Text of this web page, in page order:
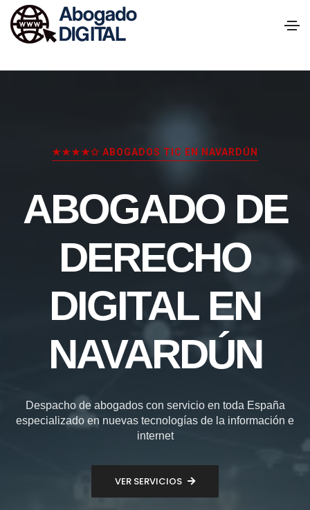
★★★★✩ ABOGADOS TIC EN NAVARDÚN
ABOGADO DE
DERECHO
DIGITAL EN
NAVARDÚN
Despacho de abogados con servicio en toda España
especializado en nuevas tecnologías de la información e
internet
VER SERVICIOS